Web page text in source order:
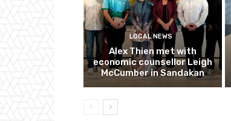
LOCAL NEWS
Alex Thien met with
economic counsellor Leigh
McCumber in Sandakan